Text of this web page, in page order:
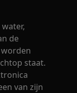
de
staat.
van zijn